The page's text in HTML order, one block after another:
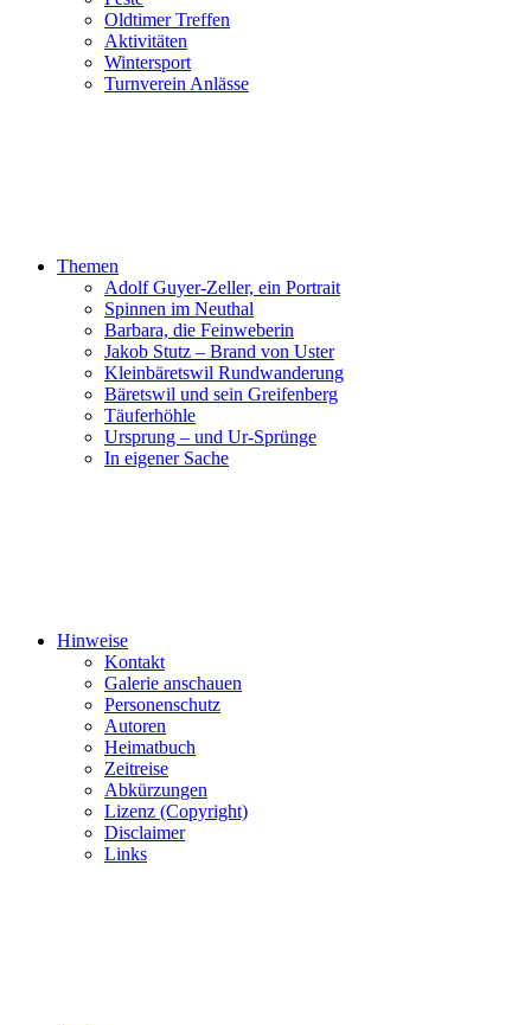
Oldtimer Treffen
Aktivitäten
Wintersport
Turnverein Anlässe
Themen
Adolf Guyer-Zeller, ein Portrait
Spinnen im Neuthal
Barbara, die Feinweberin
Jakob Stutz – Brand von Uster
Kleinbäretswil Rundwanderung
Bäretswil und sein Greifenberg
Täuferhöhle
Ursprung – und Ur-Sprünge
In eigener Sache
Hinweise
Kontakt
Galerie anschauen
Personenschutz
Autoren
Heimatbuch
Zeitreise
Abkürzungen
Lizenz (Copyright)
Disclaimer
Links